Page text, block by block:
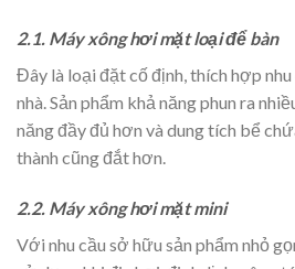
2.1. Máy xông hơi mặt loại để bàn
Đây là loại đặt cố định, thích hợp
nhà. Sản phẩm khả năng phun ra
năng đầy đủ hơn và dung tích bể
thành cũng đắt hơn.
2.2. Máy xông hơi mặt mini
Với nhu cầu sở hữu sản phẩm nhỏ